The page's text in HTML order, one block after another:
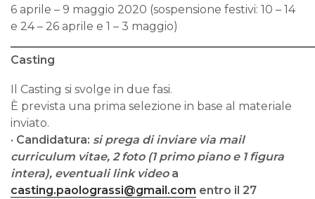
6 aprile – 9 maggio 2020 (sospensione festivi: 10 – 14
e 24 – 26 aprile e 1 – 3 maggio)
Casting
Il Casting si svolge in due fasi.
È prevista una prima selezione in base al materiale
inviato.
• Candidatura: si prega di inviare via mail
curriculum vitae, 2 foto (1 primo piano e 1 figura
intera), eventuali link videoa
casting.paolograssi@gmail.com entro il 27